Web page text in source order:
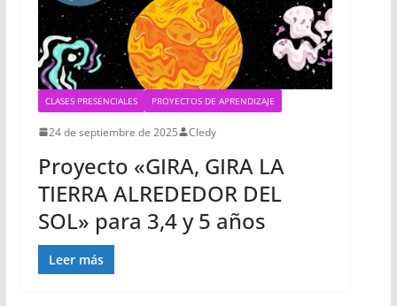
CLASES PRESENCIALES PROYECTOS DE APRENDIZAJE
24 de septiembre de 2025 Cledy
Proyecto «GIRA, GIRA LA
TIERRA ALREDEDOR DEL
SOL» para 3,4 y 5 años
Leer más